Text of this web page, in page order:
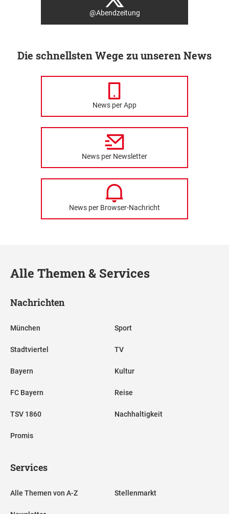
@Abendzeitung
Die schnellsten Wege zu unseren News
News per App
News per Newsletter
News per Browser-Nachricht
Alle Themen & Services
Nachrichten
München
Stadtviertel
Bayern
FC Bayern
TSV 1860
Promis
Sport
TV
Kultur
Reise
Nachhaltigkeit
Services
Alle Themen von A-Z Stellenmarkt